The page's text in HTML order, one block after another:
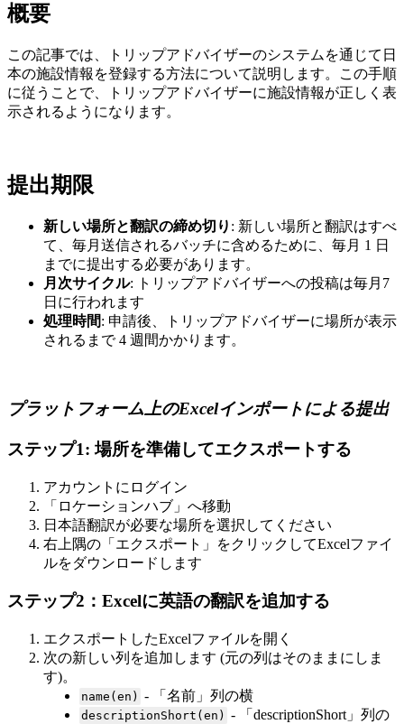
概要
この記事では、トリップアドバイザーのシステムを通じて日
本の施設情報を登録する方法について説明します。この手順
に従うことで、トリップアドバイザーに施設情報が正しく表
示されるようになります。
提出期限
新しい場所と翻訳の締め切り : 新しい場所と翻訳はすべ
て、毎月送信されるバッチに含めるために、毎月 1 日
までに提出する必要があります。
月次サイクル: トリップアドバイザーへの投稿は毎月7
日に行われます
処理時間: 申請後、トリップアドバイザーに場所が表示
されるまで 4 週間かかります。
プラットフォーム上のExcelインポートによる提出
ステップ1: 場所を準備してエクスポートする
アカウントにログイン
「ロケーションハブ」へ移動
日本語翻訳が必要な場所を選択してください
右上隅の「エクスポート」をクリックしてExcelファイ
ルをダウンロードします
ステップ2：Excelに英語の翻訳を追加する
エクスポートしたExcelファイルを開く
次の新しい列を追加します (元の列はそのままにしま
す)。
name(en) - 「名前」列の横
descriptionShort(en) - 「descriptionShort」列の